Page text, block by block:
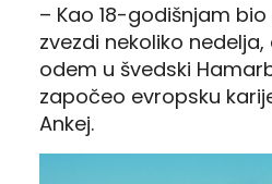
– Kao 18-godišnjam
zvezdi nekoliko
odem u švedski
započeo evropsku
Ankej.